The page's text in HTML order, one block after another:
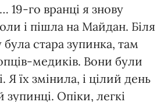
го вранці я знову
і пішла на Майдан. Біля
стара зупинка, там
медиків. Вони були
їх змінила, і цілий день
зупинці. Опіки, легкі